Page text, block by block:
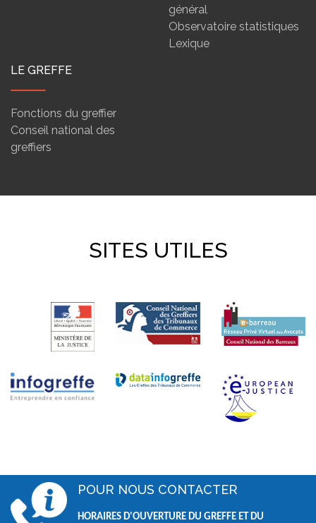
général
Observatoire statistiques
Lexique
LE GREFFE
Fonctions du greffier
Conseil national des
greffiers
SITES UTILES
POUR NOUS CONTACTER
HORAIRES D'OUVERTURE DU GREFFE ET DU